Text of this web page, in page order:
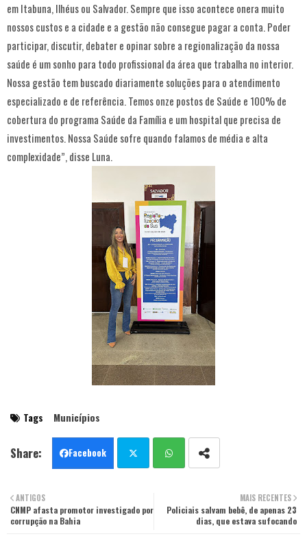
em Itabuna, Ilhéus ou Salvador. Sempre que isso acontece onera muito
nossos custos e a cidade e a gestão não consegue pagar a conta. Poder
participar, discutir, debater e opinar sobre a regionalização da nossa
saúde é um sonho para todo profissional da área que trabalha no interior.
Nossa gestão tem buscado diariamente soluções para o atendimento
especializado e de referência. Temos onze postos de Saúde e 100% de
cobertura do programa Saúde da Família e um hospital que precisa de
investimentos. Nossa Saúde sofre quando falamos de média e alta
complexidade”, disse Luna.
Tags Municípios
Facebook
ter tsa
MAIS RECENTES
Policiais salvam bebê, de apenas 23
dias, que estava sufocando
ANTIGOS
CNMP afasta promotor investigado por
corrupção na Bahia